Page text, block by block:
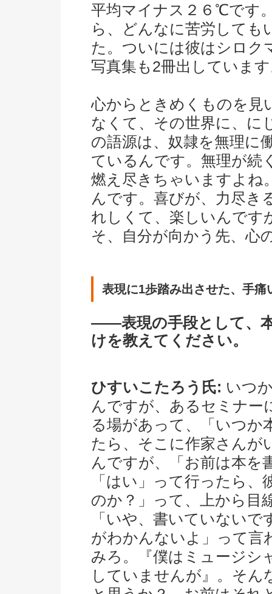
平均マイナス２６℃です
ら、どんなに苦労しても
た。ついには彼はシロク
写真集も2冊出していま
心からときめくものを見
なくて、その世界に、に
の語源は、奴隷を無理に
ているんです。無理が続
燃え尽きちゃいますよね
んです。喜びが、力尽き
れしくて、楽しいんです
そ、自分が向かう先、心
表現に1歩踏み出させた、手痛
――表現の手段として、
けを教えてください。
ひすいこたろう氏: いつ
んですが、あるセミナー
る場があって、「いつか
たら、そこに作家さんが
んですが、「お前は本を
「はい」って行ったら
のか？」って、上から目
「いや、書いていない
がわかんないよ」って言
みろ。『僕はミュージシ
していませんが』。そ